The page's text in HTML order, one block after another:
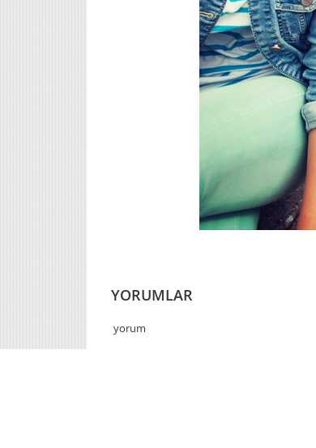
YORUMLAR
yorum